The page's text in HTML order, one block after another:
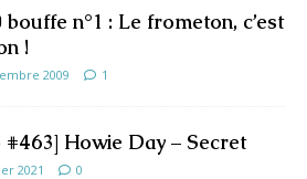
bouffe n°1 : Le frometon, c’est
!
2009 1
#463] Howie Day – Secret
2021 0